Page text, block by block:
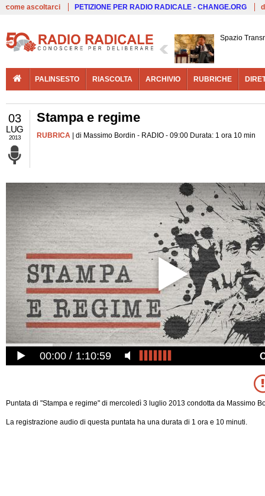
come ascoltarci PETIZIONE PER RADIO RADICALE - CHANGE.ORG
Spazio
PALINSESTO RIASCOLTA ARCHIVIO RUBRICHE
03
LUG
2013
Stampa e regime
RUBRICA | di Massimo Bordin - RADIO - 09:00 Durata: 1 ora 10 min
00:00 1:10:59
Puntata di "Stampa e regime" di mercoledì 3 luglio 2013 condotta da Massimo
La registrazione audio di questa puntata ha una durata di 1 ora e 10 minuti.